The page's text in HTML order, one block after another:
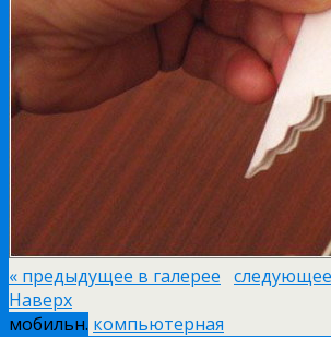
« предыдущее в галерее
Наверх
мобильн. компьютерная